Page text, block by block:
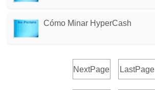
Cómo Minar HyperCash
NextPage LastPage